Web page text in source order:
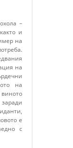
–
и
на
на
на
е
с